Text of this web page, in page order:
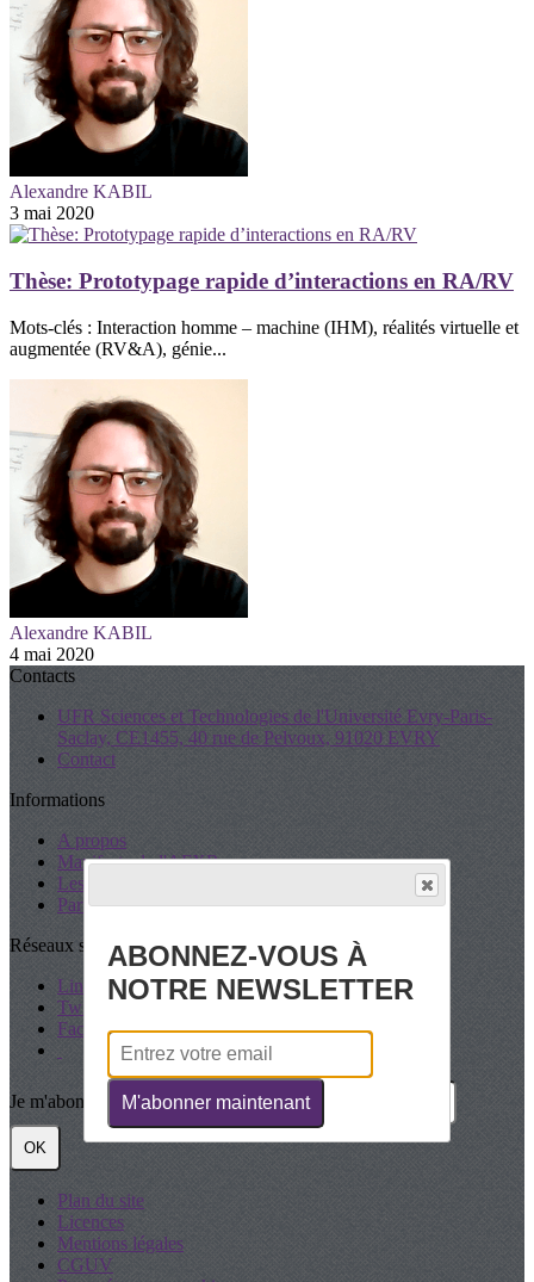
Alexandre KABIL
3 mai 2020
Thèse: Prototypage rapide d’interactions en RA/RV
Mots-clés : Interaction homme – machine (IHM), réalités virtuelle et
augmentée (RV&A), génie...
Alexandre KABIL
4 mai 2020
Contacts
UFR Sciences et Technologies de l'Université Evry-Paris-
Saclay, CE1455, 40 rue de Pelvoux, 91020 EVRY
Contact
Informations
A propos
Manifeste de l'AFXR
Les Statuts
Partenaires
Réseaux sociaux
LinkedIn
Twitter
Facebook
Je m'abonne à la newsletter
OK
Plan du site
Licences
Mentions légales
CGUV
ABONNEZ-VOUS À
NOTRE NEWSLETTER
M'abonner maintenant